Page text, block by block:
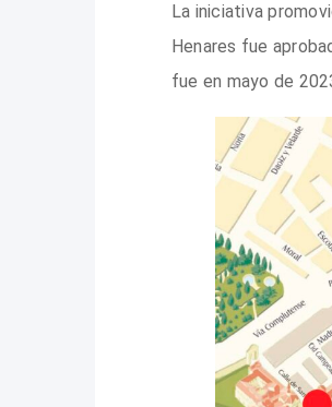
La iniciativa
Henares fue
fue en mayo de